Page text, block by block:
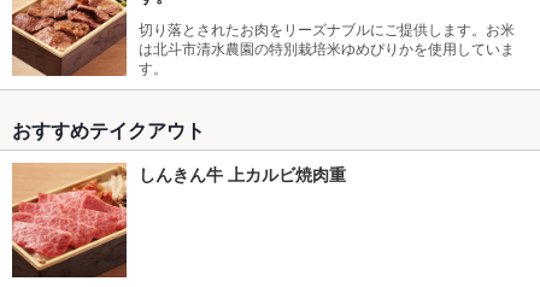
切り落とされたお肉をリーズナブルにご提供します。お米
は北斗市清水農園の特別栽培米ゆめぴりかを使用していま
す。
おすすめテイクアウト
しんきん牛 上カルビ焼肉重